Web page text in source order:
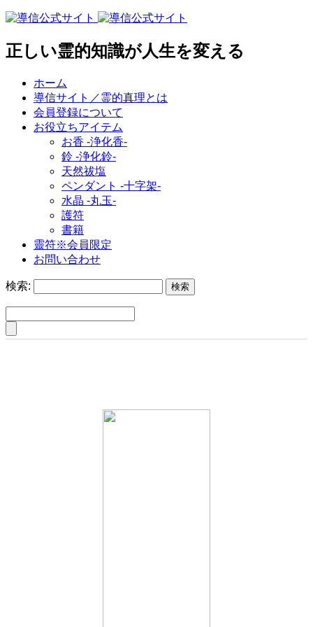
正しい霊的知識が人生を変える
ホーム
導信サイト／霊的真理とは
会員登録について
お役立ちアイテム
お香 ‐浄化香‐
鈴 ‐浄化鈴‐
天然祓塩
ペンダント -十字架-
水晶 -丸玉-
護符
書籍
靈符※会員限定
お問い合わせ
検索: